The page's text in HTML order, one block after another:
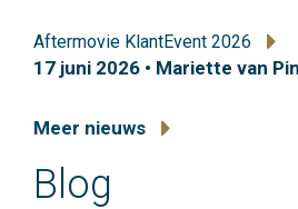
Aftermovie KlantEvent 2026
17 juni 2026 • Mariette van
Meer nieuws
Blog